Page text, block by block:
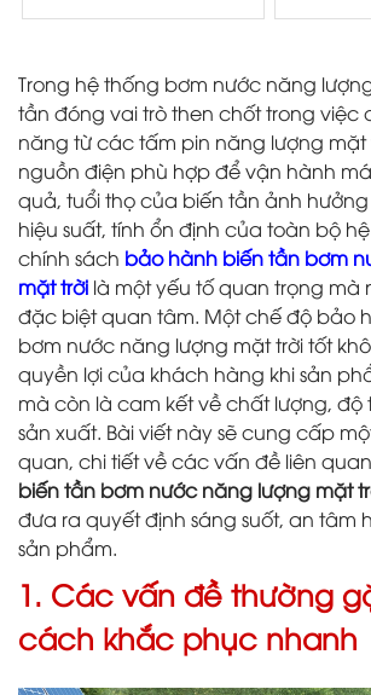
Trong hệ thống bơm nước năng
tần đóng vai trò then chốt trong việc
năng từ các tấm pin năng lượng mặt
nguồn điện phù hợp để vận hành
quả, tuổi thọ của biến tần ảnh
hiệu suất, tính ổn định của toàn bộ
chính sách bảo hành biến tần bơm
mặt trời là một yếu tố quan trọng mà
đặc biệt quan tâm. Một chế độ bảo
bơm nước năng lượng mặt trời tốt
quyền lợi của khách hàng khi sản
mà còn là cam kết về chất lượng,
sản xuất. Bài viết này sẽ cung cấp
quan, chi tiết về các vấn đề liên
biến tần bơm nước năng lượng mặt
đưa ra quyết định sáng suốt, an tâm
sản phẩm.
1. Các vấn đề thường
cách khắc phục nhanh